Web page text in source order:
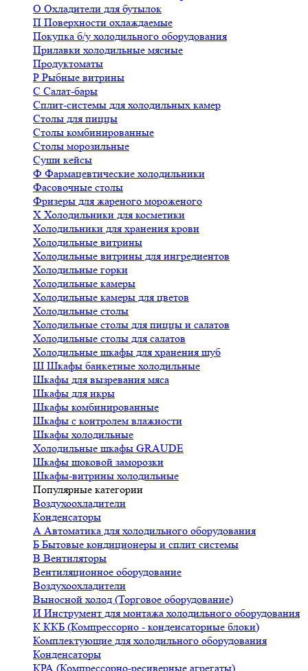
О Охладители для бутылок
П Поверхности охлаждаемые
Покупка б/у холодильного оборудования
Прилавки холодильные мясные
Продуктоматы
Р Рыбные витрины
С Салат-бары
Сплит-системы для холодильных камер
Столы для пиццы
Столы комбинированные
Столы морозильные
Суши кейсы
Ф Фармацевтические холодильники
Фасовочные столы
Фризеры для жареного мороженого
Х Холодильники для косметики
Холодильники для хранения крови
Холодильные витрины
Холодильные витрины для ингредиентов
Холодильные горки
Холодильные камеры
Холодильные камеры для цветов
Холодильные столы
Холодильные столы для пиццы и салатов
Холодильные столы для салатов
Холодильные шкафы для хранения шуб
Ш Шкафы банкетные холодильные
Шкафы для вызревания мяса
Шкафы для икры
Шкафы комбинированные
Шкафы с контролем влажности
Шкафы холодильные
Холодильные шкафы GRAUDE
Шкафы шоковой заморозки
Шкафы-витрины холодильные
Популярные категории
Воздухоохладители
Конденсаторы
А Автоматика для холодильного оборудования
Б Бытовые кондиционеры и сплит системы
В Вентиляторы
Вентиляционное оборудование
Воздухоохладители
Выносной холод (Торговое оборудование)
И Инструмент для монтажа холодильного оборудования
К ККБ (Компрессорно - конденсаторные блоки)
Комплектующие для холодильного оборудования
Конденсаторы
КРА (Компрессорно-ресиверные агрегаты)